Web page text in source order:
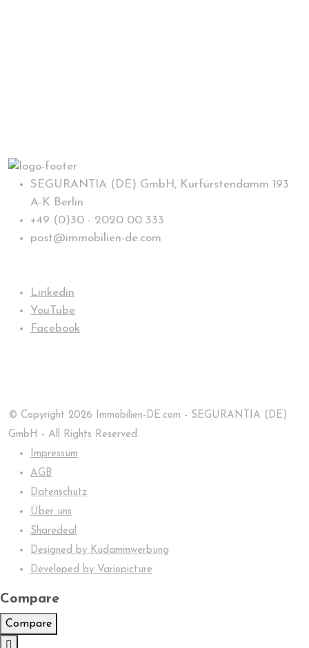
SEGURANTIA (DE) GmbH, Kurfürstendamm 193
A-K Berlin
+49 (0)30 - 2020 00 333
post@immobilien-de.com
Linkedin
YouTube
Facebook
© Copyright 2026 Immobilien-DE.com - SEGURANTIA (DE)
GmbH - All Rights Reserved.
Impressum
AGB
Datenschutz
Über uns
Sharedeal
Designed by Kudammwerbung
Developed by Variopicture
Compare
Compare